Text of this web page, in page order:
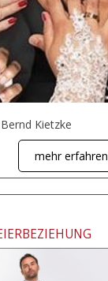
Kietzke
mehr erfahren